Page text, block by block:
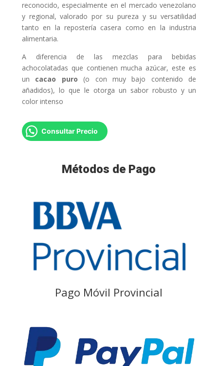
reconocido, especialmente en el mercado venezolano
y regional, valorado por su pureza y su versatilidad
tanto en la repostería casera como en la industria
alimentaria.
A diferencia de las mezclas para bebidas
achocolatadas que contienen mucha azúcar, este es
un cacao puro (o con muy bajo contenido de
añadidos), lo que le otorga un sabor robusto y un
color intenso
Consultar Precio
Métodos de Pago
Pago Móvil Provincial